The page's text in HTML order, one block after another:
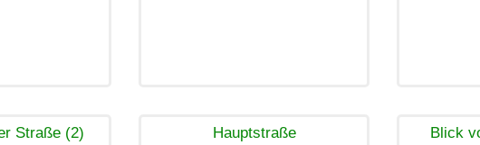
Straße (2) Hauptstraße
Blick